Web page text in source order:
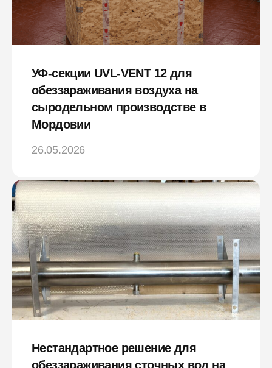
УФ-секции UVL-VENT 12 для
обеззараживания воздуха на
сыродельном производстве в
Мордовии
26.05.2026
Нестандартное решение для
обеззараживания сточных вод на